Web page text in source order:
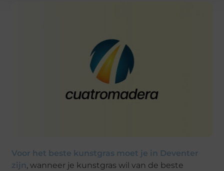
Voor het beste kunstgras moet je in Deventer
zijn, wanneer je kunstgras wil van de beste